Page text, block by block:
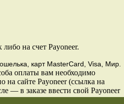
на счет Payoneer.
карт MasterCard, Visa, Мир.
оплаты вам необходимо
на сайте Payoneer (ссылка на
— в заказе ввести свой Payoneer